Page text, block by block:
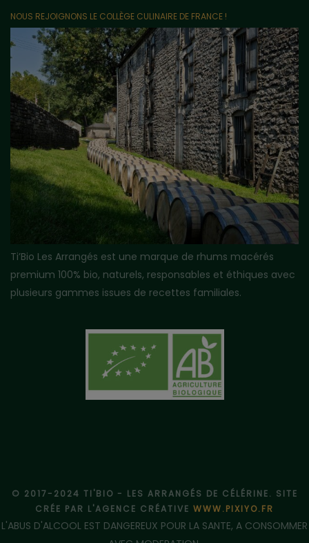
NOUS REJOIGNONS LE COLLÈGE CULINAIRE DE FRANCE !
Ti’Bio Les Arrangés est une marque de rhums macérés
premium 100% bio, naturels, responsables et éthiques avec
plusieurs gammes issues de recettes familiales.
© 2017-2024 TI'BIO - LES ARRANGÉS DE CÉLÉRINE. SITE
CRÉE PAR L'AGENCE CRÉATIVE WWW.PIXIYO.FR
L'ABUS D'ALCOOL EST DANGEREUX POUR LA SANTE, A CONSOMMER